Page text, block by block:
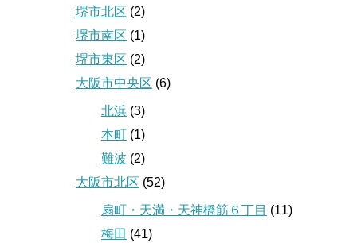
堺市北区 (2)
堺市南区 (1)
堺市東区 (2)
大阪市中央区 (6)
北浜 (3)
本町 (1)
難波 (2)
大阪市北区 (52)
扇町・天満・天神橋筋６丁目 (11)
梅田 (41)